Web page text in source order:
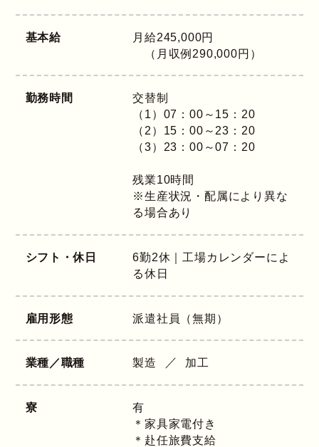
基本給
月給245,000円
（月収例290,000円）
勤務時間
交替制
（1）07：00～15：20
（2）15：00～23：20
（3）23：00～07：20
残業10時間
※生産状況・配属により異な
る場合あり
シフト・休日
6勤2休｜工場カレンダーによ
る休日
雇用形態 派遣社員（無期）
業種／職種 製造 加工
寮
有
＊家具家電付き
＊赴任旅費支給